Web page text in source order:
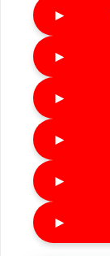
►
►
►
►
►
►